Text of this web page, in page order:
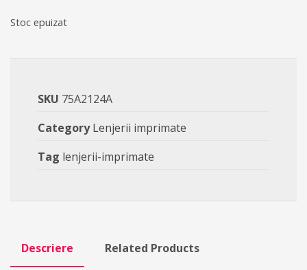
Stoc epuizat
SKU 75A2124A
Category Lenjerii imprimate
Tag lenjerii-imprimate
Descriere Related Products